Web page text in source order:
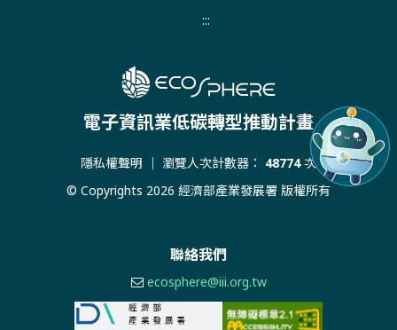
:::
電子資訊業低碳轉型推動計畫
隱私權聲明 ｜ 瀏覽人次計數器： 48774次
© Copyrights 2026 經濟部產業發展署 版權所有
聯絡我們
ecosphere@iii.org.tw